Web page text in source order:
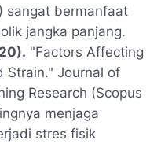
sangat bermanfaat
jangka panjang.
"Factors Affecting
Strain." Journal of
Research (Scopus
menjaga
stres fisik